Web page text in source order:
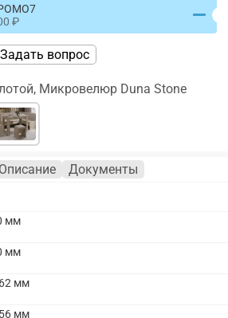
Задать вопрос
Микровелюр Duna Stone
Описание Документы
мм
мм
мм
мм